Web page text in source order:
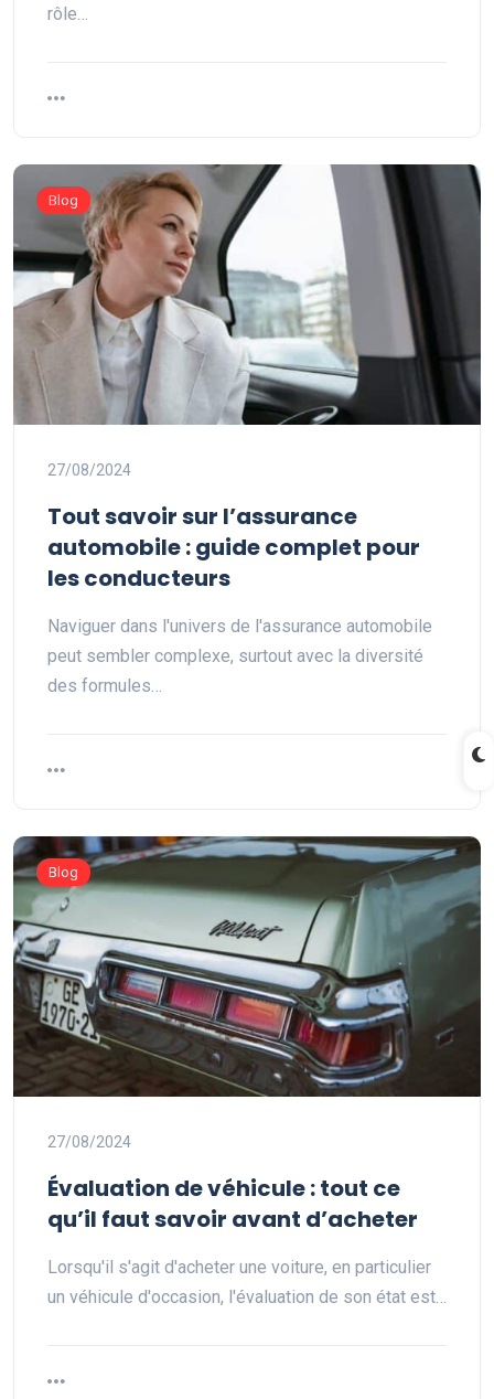
rôle…
Blog
27/08/2024
Tout savoir sur l’assurance
automobile : guide complet pour
les conducteurs
Naviguer dans l'univers de l'assurance automobile
peut sembler complexe, surtout avec la diversité
des formules…
Blog
27/08/2024
Évaluation de véhicule : tout ce
qu’il faut savoir avant d’acheter
Lorsqu'il s'agit d'acheter une voiture, en particulier
un véhicule d'occasion, l'évaluation de son état est…